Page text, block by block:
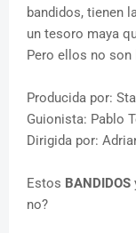
bandidos, tienen
un tesoro maya
Pero ellos no
Producida por:
Guionista: Pablo
Dirigida por:
Estos BANDIDOS
no?